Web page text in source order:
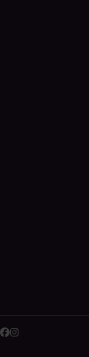
Facebook
Instagram